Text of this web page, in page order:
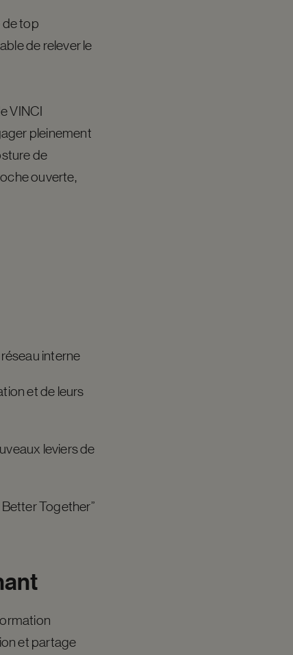
de top
de relever le
VINCI
pleinement
de
ouverte,
interne
et de leurs
leviers de
Together”
et partage